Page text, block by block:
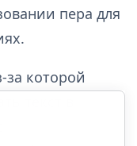
пера для
за которой